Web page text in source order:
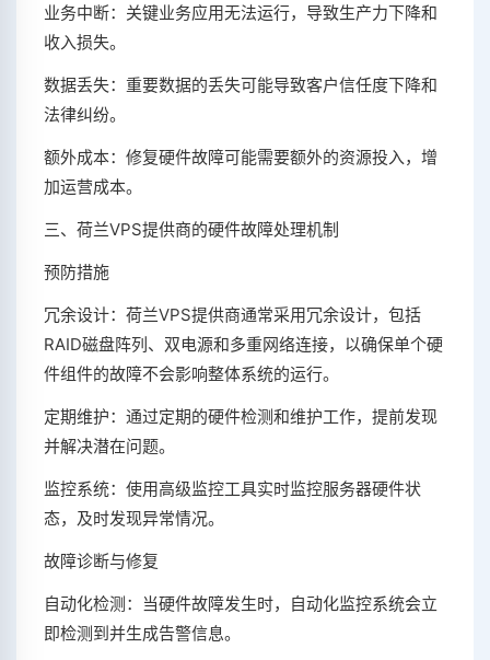
业务中断：关键业务应用无法运行，导致生产力下降和
收入损失。
数据丢失：重要数据的丢失可能导致客户信任度下降和
法律纠纷。
额外成本：修复硬件故障可能需要额外的资源投入，增
加运营成本。
三、荷兰VPS提供商的硬件故障处理机制
预防措施
冗余设计：荷兰VPS提供商通常采用冗余设计，包括
RAID磁盘阵列、双电源和多重网络连接，以确保单个硬
件组件的故障不会影响整体系统的运行。
定期维护：通过定期的硬件检测和维护工作，提前发现
并解决潜在问题。
监控系统：使用高级监控工具实时监控服务器硬件状
态，及时发现异常情况。
故障诊断与修复
自动化检测：当硬件故障发生时，自动化监控系统会立
即检测到并生成告警信息。